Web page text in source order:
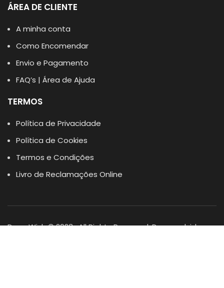
ÁREA DE CLIENTE
A minha conta
Como Encomendar
Envio e Pagamento
FAQ’s | Área de Ajuda
TERMOS
Política de Privacidade
Política de Cookies
Termos e Condições
Livro de Reclamações Online
Dogs Wish © 2023 . All Rights Reserved. Desenvolvido por